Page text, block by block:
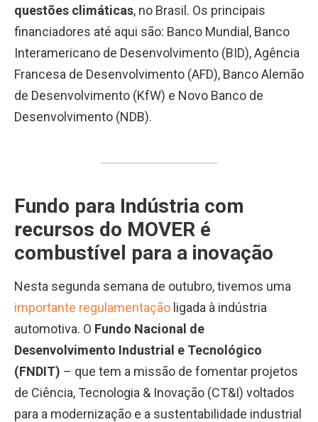
questões climáticas, no Brasil. Os principais
financiadores até aqui são: Banco Mundial, Banco
Interamericano de Desenvolvimento (BID), Agência
Francesa de Desenvolvimento (AFD), Banco Alemão
de Desenvolvimento (KfW) e Novo Banco de
Desenvolvimento (NDB).
Fundo para Indústria com
recursos do MOVER é
combustível para a inovação
Nesta segunda semana de outubro, tivemos uma
importante regulamentação ligada à indústria
automotiva. O Fundo Nacional de
Desenvolvimento Industrial e Tecnológico
(FNDIT) – que tem a missão de fomentar projetos
de Ciência, Tecnologia & Inovação (CT&I) voltados
para a modernização e a sustentabilidade industrial